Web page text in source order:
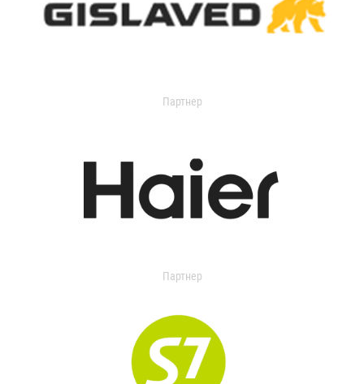
Партнер
Партнер